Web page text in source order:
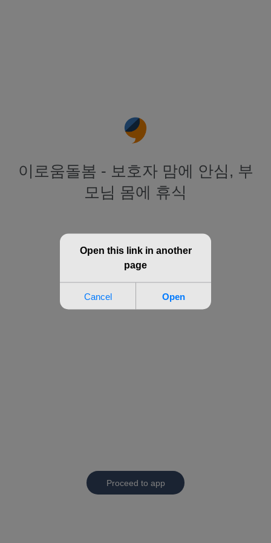
이로움돌봄 - 보호자 맘에 안심, 부
모님 몸에 휴식
Proceed to app